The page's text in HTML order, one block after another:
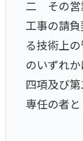
二 その営
工事の請
る技術上
のいずれ
四項及び
専任の者と